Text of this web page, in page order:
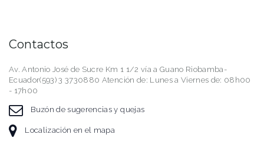
Contactos
Av. Antonio José de Sucre Km 1 1/2 vía a Guano Riobamba-
Ecuador(593) 3 3730880 Atención de: Lunes a Viernes de: 08h00
- 17h00
Buzón de sugerencias y quejas
Localización en el mapa